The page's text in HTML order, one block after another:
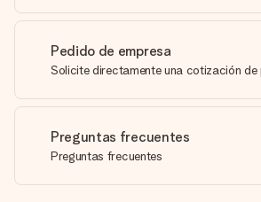
Pedido de empresa
Solicite directamente una cotización de
Preguntas frecuentes
Preguntas frecuentes